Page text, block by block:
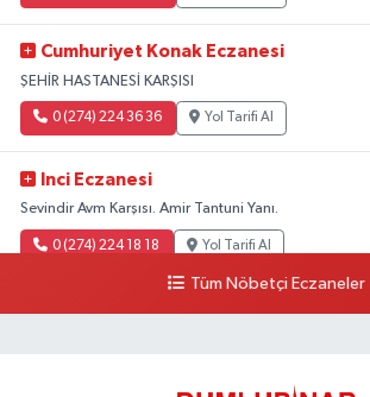
Cumhuriyet Konak Eczanesi
ŞEHİR HASTANESİ KARŞISI
0 (274) 224 36 36 Yol Tarifi Al
Inci Eczanesi
Sevindir Avm Karşısı. Amir Tantuni Yanı.
0 (274) 224 18 18 Yol Tarifi Al
Tüm Nöbetçi Eczaneler